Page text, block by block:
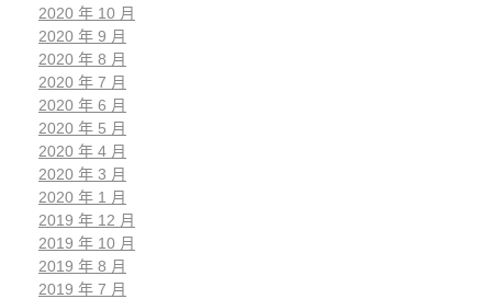
2020 年 10 月
2020 年 9 月
2020 年 8 月
2020 年 7 月
2020 年 6 月
2020 年 5 月
2020 年 4 月
2020 年 3 月
2020 年 1 月
2019 年 12 月
2019 年 10 月
2019 年 8 月
2019 年 7 月